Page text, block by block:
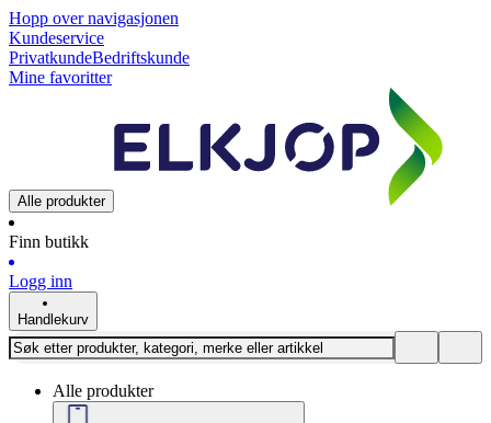
Hopp over navigasjonen
Kundeservice
PrivatkundeBedriftskunde
Mine favoritter
Alle produkter
Finn butikk
Logg inn
Handlekurv
Alle produkter